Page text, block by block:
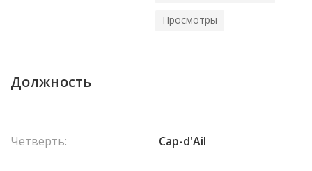
Просмотры
Должность
Четверть: Cap-d'Ail